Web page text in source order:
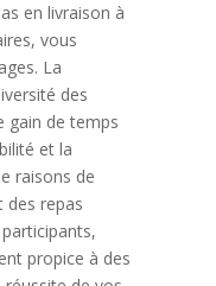
en livraison à
vous
La
des
gain de temps
et la
raisons de
des repas
propice à des